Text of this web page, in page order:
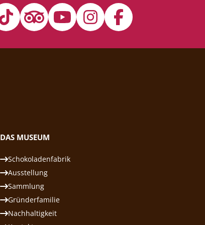
DAS MUSEUM
Schokoladenfabrik
Ausstellung
Sammlung
Gründerfamilie
Nachhaltigkeit